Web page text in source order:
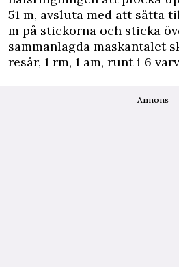
51 m, avsluta med att sätta
m på stickorna och sticka
sammanlagda maskantalet
resår, 1 rm, 1 am, runt i 6
Annons